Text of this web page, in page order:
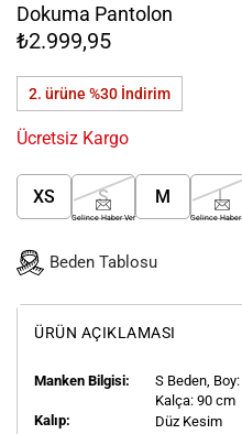
Dokuma Pantolon
₺2.999,95
2. ürüne %30 İndirim
Ücretsiz Kargo
XS S
Gelince Haber Ver
M L
Gelince Haber
Beden Tablosu
ÜRÜN AÇIKLAMASI
Manken Bilgisi: S Beden, Boy:
Kalça: 90 cm
Kalıp:
Düz Kesim